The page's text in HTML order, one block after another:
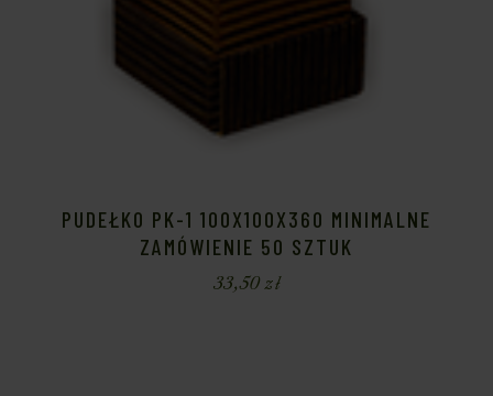
PUDEŁKO PK-1 100X100X360 MINIMALNE
ZAMÓWIENIE 50 SZTUK
33,50zł